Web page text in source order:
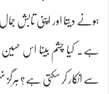
ہونے دیتا اور اپنی تابش
ہے۔ کیا چشم بینا اس
سے انکار کر سکتی ہے؟